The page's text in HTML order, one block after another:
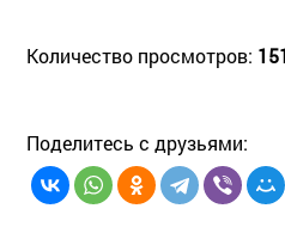
Количество просмотров:
Поделитесь с друзьями: